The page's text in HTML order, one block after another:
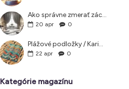
Ako správne zmerať záclony a závesy?
20 apr 0
Plážové podložky / Karimatky na pláž ako si vybrať
22 apr 0
Kategórie magazínu